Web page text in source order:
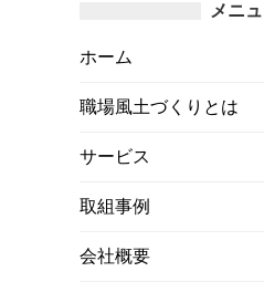
メニ
ホーム
職場風土づくりとは
サービス
取組事例
会社概要